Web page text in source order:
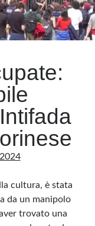
cultura, è stata
da un manipolo
trovato una